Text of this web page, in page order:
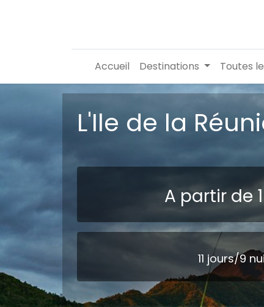
Accueil Destinations Toutes
L'Ile de la
A partir de
11 jours/9